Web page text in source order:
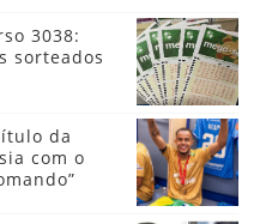
3038:
sorteados
da
com o